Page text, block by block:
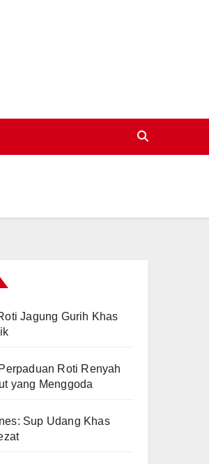
Jagung Gurih Khas
Roti Renyah
yang Menggoda
Sup Udang Khas